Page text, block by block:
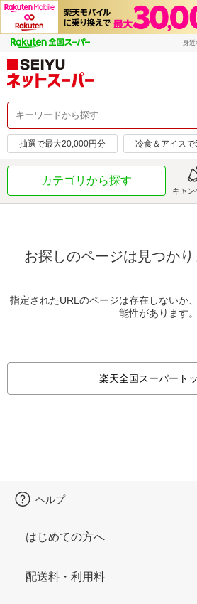
身近
抽選で最大20,000円分 冷食＆アイス
カテゴリから探す
キャン
お探しのページは見つかり
指定されたURLのページは存在しないか
能性があります。
楽天全国スーパート
ヘルプ
はじめての方へ
配送料・利用料